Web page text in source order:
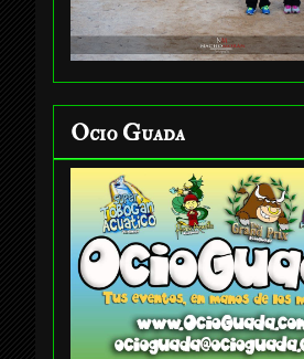
Ocio Guada